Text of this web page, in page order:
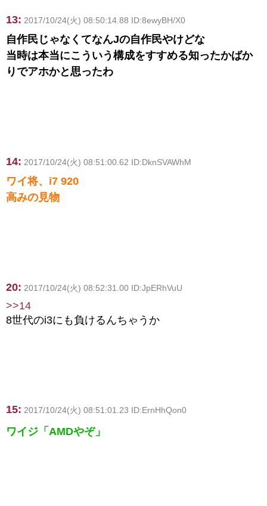
13: 2017/10/24(火) 08:50:14.88 ID:8ewyBH/X0
自作民じゃなくてなんJの自作民やけどな
当時は本当にこういう構成をすすめる知ったかばか
りでアホかと思ったわ
14: 2017/10/24(火) 08:51:00.62 ID:DknSVAWhM
ワイ将、i7 920
高みの見物
20: 2017/10/24(火) 08:52:31.00 ID:JpERhVuU
>>14
8世代のi3にも負けるんちゃうか
15: 2017/10/24(火) 08:51:01.23 ID:ErnHhQon0
ワイジ「AMDやぞ」